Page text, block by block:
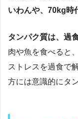
いわんや、70kg時
タンパク質は、過
肉や魚を食べると
ストレスを過食で
方には意識的にタ